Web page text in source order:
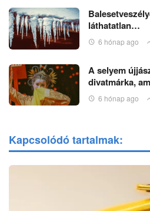
láthatatlan…
6 hónap ago
A selyem
divatmárka,
6 hónap ago
Kapcsolódó tartalmak: